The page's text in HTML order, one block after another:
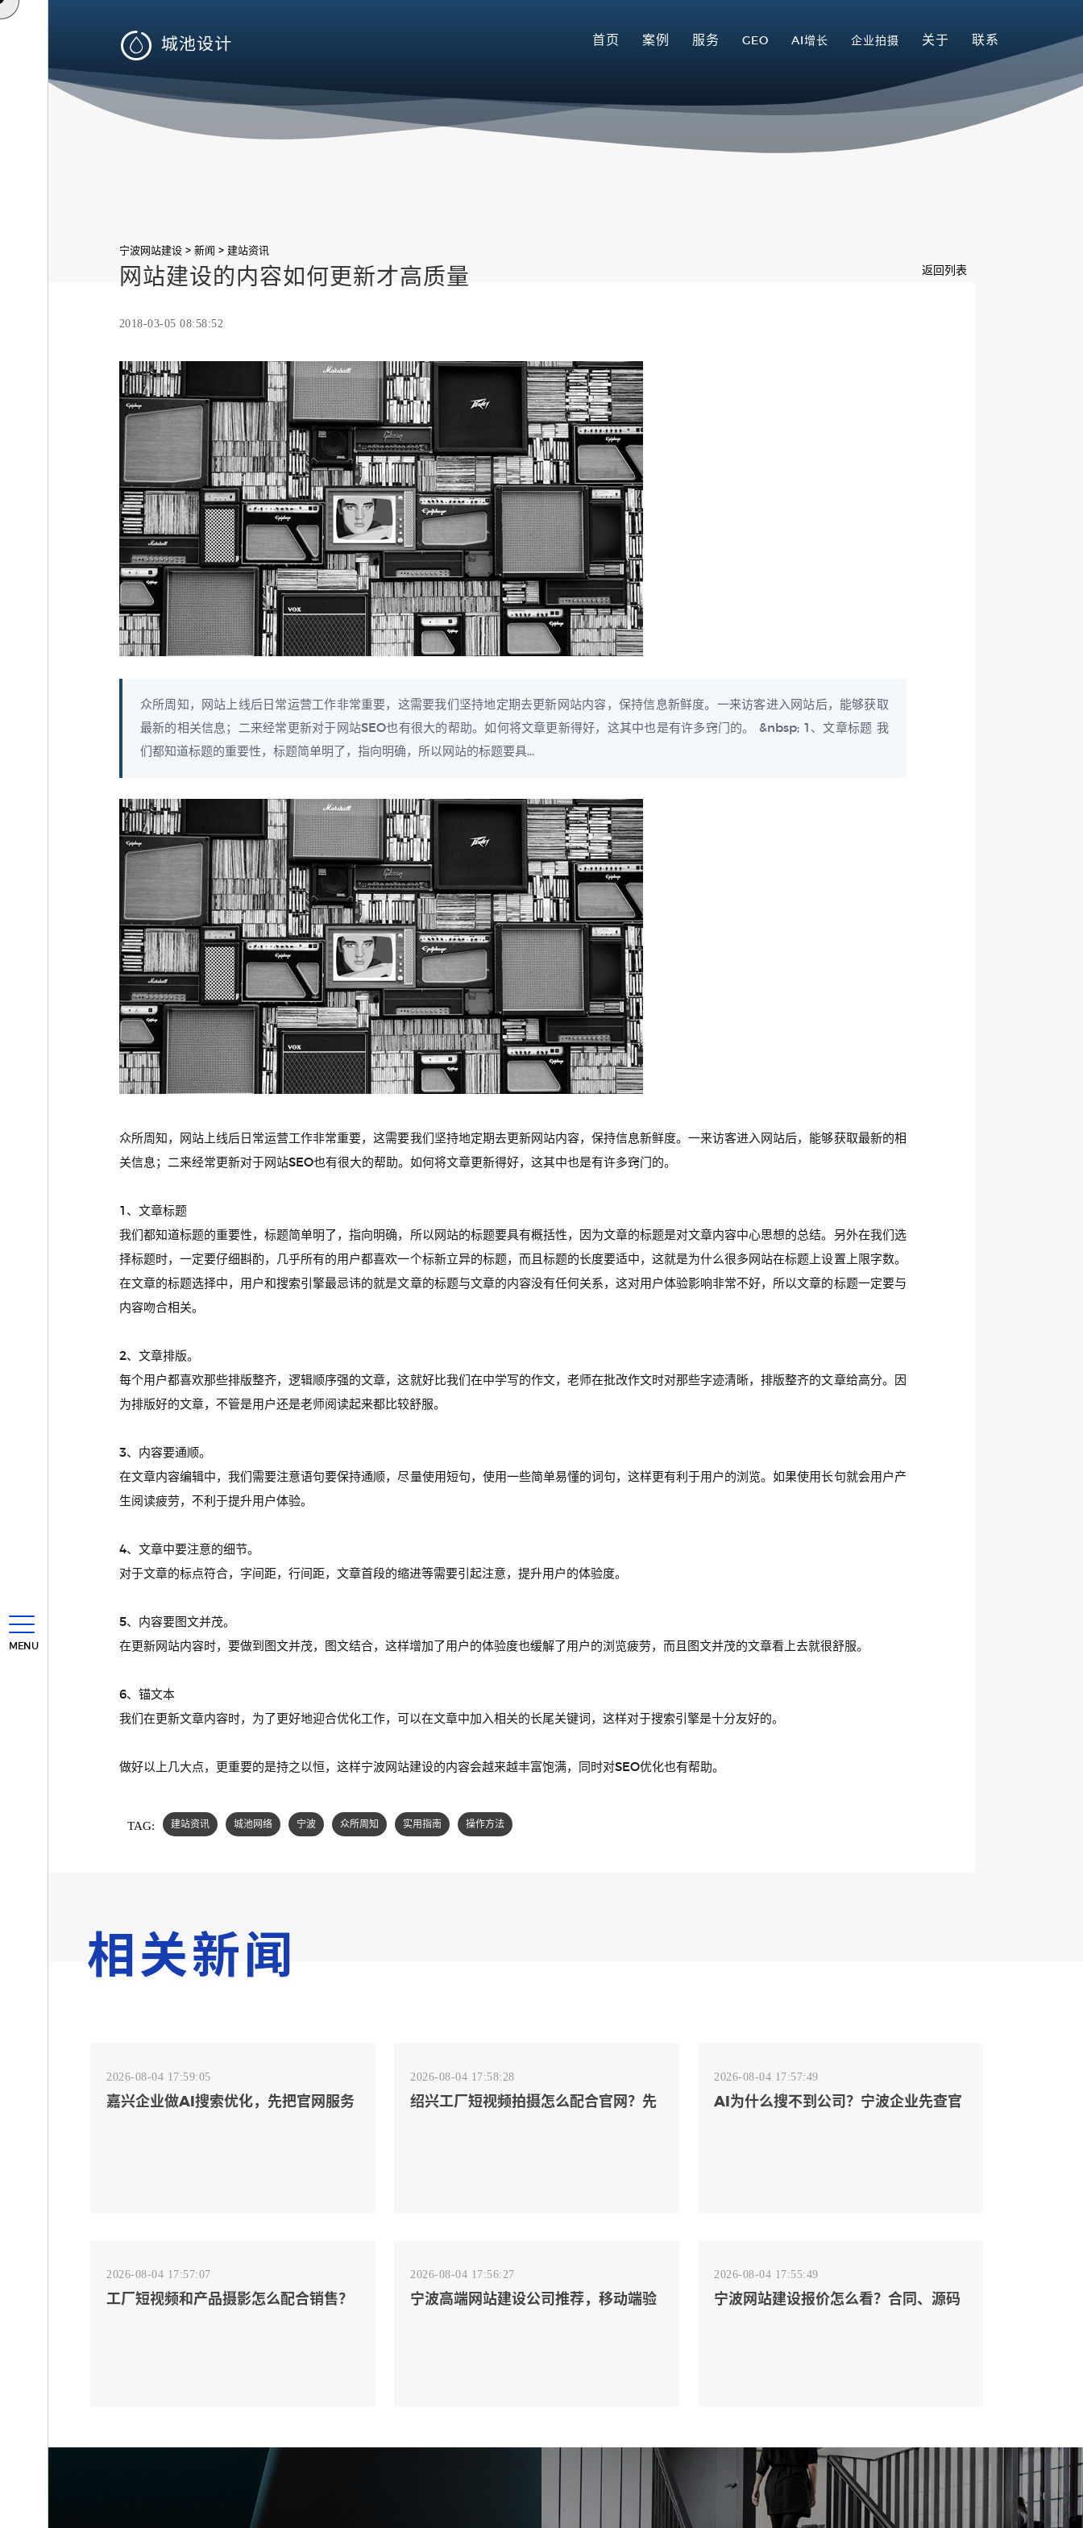
MENU
 首页 案例 服务 GEO AI增长 企业拍摄 关于 联系
宁波网站建设> 新闻 > 建站资讯
返回列表
网站建设的内容如何更新才高质量
2018-03-05 08:58:52
众所周知，网站上线后日常运营工作非常重要，这需要我们坚持地定期去更新网站内容，保持信息新鲜度。一来访客进入网站后，能够获取
最新的相关信息；二来经常更新对于网站SEO也有很大的帮助。如何将文章更新得好，这其中也是有许多窍门的。 &nbsp; 1、文章标题 我
们都知道标题的重要性，标题简单明了，指向明确，所以网站的标题要具...
众所周知，网站上线后日常运营工作非常重要，这需要我们坚持地定期去更新网站内容，保持信息新鲜度。一来访客进入网站后，能够获取最新的相
关信息；二来经常更新对于网站SEO也有很大的帮助。如何将文章更新得好，这其中也是有许多窍门的。
1、文章标题
我们都知道标题的重要性，标题简单明了，指向明确，所以网站的标题要具有概括性，因为文章的标题是对文章内容中心思想的总结。另外在我们选
择标题时，一定要仔细斟酌，几乎所有的用户都喜欢一个标新立异的标题，而且标题的长度要适中，这就是为什么很多网站在标题上设置上限字数。
在文章的标题选择中，用户和搜索引擎最忌讳的就是文章的标题与文章的内容没有任何关系，这对用户体验影响非常不好，所以文章的标题一定要与
内容吻合相关。
2、文章排版。
每个用户都喜欢那些排版整齐，逻辑顺序强的文章，这就好比我们在中学写的作文，老师在批改作文时对那些字迹清晰，排版整齐的文章给高分。因
为排版好的文章，不管是用户还是老师阅读起来都比较舒服。
3、内容要通顺。
在文章内容编辑中，我们需要注意语句要保持通顺，尽量使用短句，使用一些简单易懂的词句，这样更有利于用户的浏览。如果使用长句就会用户产
生阅读疲劳，不利于提升用户体验。
4、文章中要注意的细节。
对于文章的标点符合，字间距，行间距，文章首段的缩进等需要引起注意，提升用户的体验度。
5、内容要图文并茂。
在更新网站内容时，要做到图文并茂，图文结合，这样增加了用户的体验度也缓解了用户的浏览疲劳，而且图文并茂的文章看上去就很舒服。
6、锚文本
我们在更新文章内容时，为了更好地迎合优化工作，可以在文章中加入相关的长尾关键词，这样对于搜索引擎是十分友好的。
做好以上几大点，更重要的是持之以恒，这样宁波网站建设的内容会越来越丰富饱满，同时对SEO优化也有帮助。
TAG: 建站资讯 城池网络 宁波 众所周知 实用指南 操作方法
相关新闻
2026-08-04 17:59:05
嘉兴企业做AI搜索优化，先把官网服务
2026-08-04 17:58:28
绍兴工厂短视频拍摄怎么配合官网？先
2026-08-04 17:57:49
AI为什么搜不到公司？宁波企业先查官
2026-08-04 17:57:07
工厂短视频和产品摄影怎么配合销售？
2026-08-04 17:56:27
宁波高端网站建设公司推荐，移动端验
2026-08-04 17:55:49
宁波网站建设报价怎么看？合同、源码
宁波制造业网站建设公司怎么选？先看